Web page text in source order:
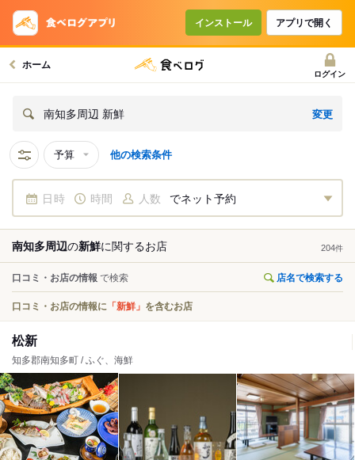
インストール アプリで開く
ホーム
ログイン
南知多周辺 新鮮 変更
予算 他の検索条件
日時 時間 人数 でネット予約
南知多周辺の新鮮に関するお店 204件
口コミ・お店の情報 で検索 店名で検索する
口コミ・お店の情報に 「新鮮」 を含むお店
松新
知多郡南知多町 / ふぐ、海鮮